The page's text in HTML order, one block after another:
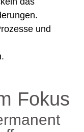
und
Fokus